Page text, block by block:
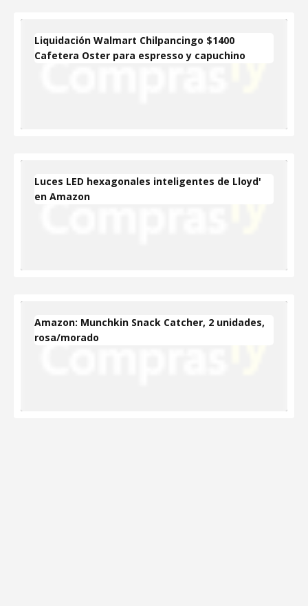
Liquidación Walmart Chilpancingo $1400
Cafetera Oster para espresso y capuchino
Luces LED hexagonales inteligentes de Lloyd'
en Amazon
Amazon: Munchkin Snack Catcher, 2 unidades,
rosa/morado